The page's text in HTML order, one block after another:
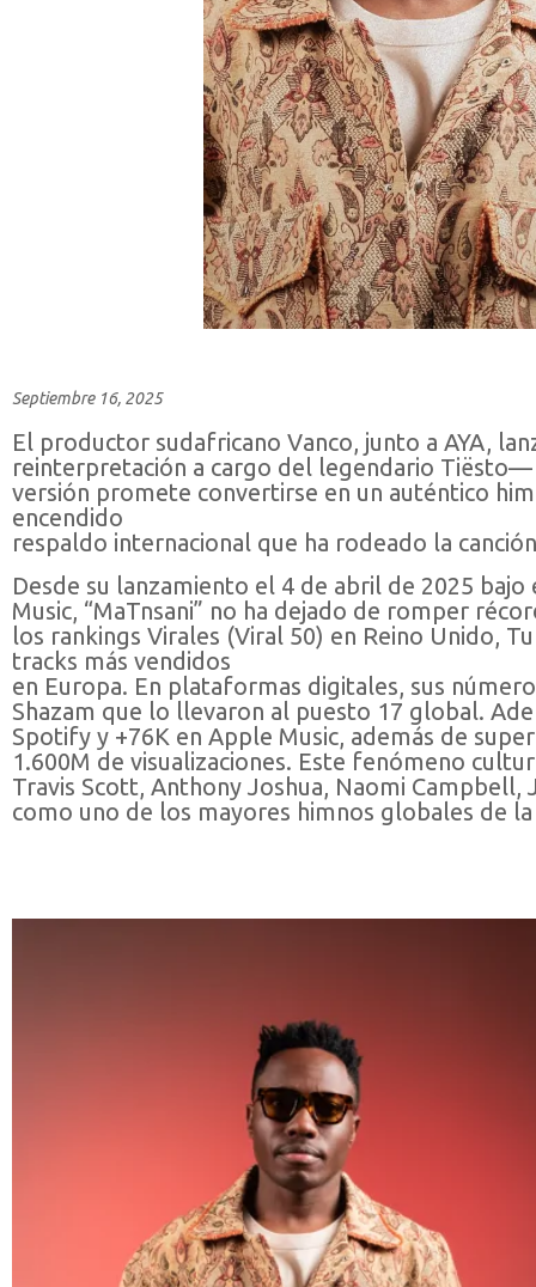
Septiembre 16, 2025
El productor sudafricano Vanco, junto a AYA,
reinterpretación a cargo del legendario
versión promete convertirse en un auténtico
encendido
respaldo internacional que ha rodeado la
Desde su lanzamiento el 4 de abril de 2025
Music, “MaTnsani” no ha dejado de romper
los rankings Virales (Viral 50) en Reino Unido,
tracks más vendidos
en Europa. En plataformas digitales, sus
Shazam que lo llevaron al puesto 17 global.
Spotify y +76K en Apple Music, además de
1.600M de visualizaciones. Este fenómeno
Travis Scott, Anthony Joshua, Naomi Campbell,
como uno de los mayores himnos globales de la